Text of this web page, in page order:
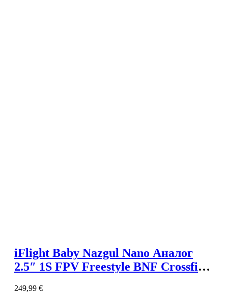
iFlight Baby Nazgul Nano Аналог
2.5″ 1S FPV Freestyle BNF Crossfire
249,99 €